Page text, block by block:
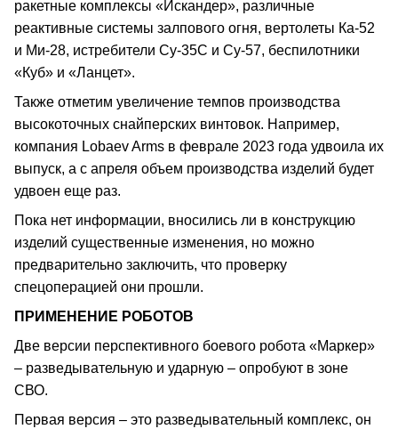
ракетные комплексы «Искандер», различные
реактивные системы залпового огня, вертолеты Ка-52
и Ми-28, истребители Су-35С и Су-57, беспилотники
«Куб» и «Ланцет».
Также отметим увеличение темпов производства
высокоточных снайперских винтовок. Например,
компания Lobaev Arms в феврале 2023 года удвоила их
выпуск, а с апреля объем производства изделий будет
удвоен еще раз.
Пока нет информации, вносились ли в конструкцию
изделий существенные изменения, но можно
предварительно заключить, что проверку
спецоперацией они прошли.
ПРИМЕНЕНИЕ РОБОТОВ
Две версии перспективного боевого робота «Маркер»
– разведывательную и ударную – опробуют в зоне
СВО.
Первая версия – это разведывательный комплекс, он